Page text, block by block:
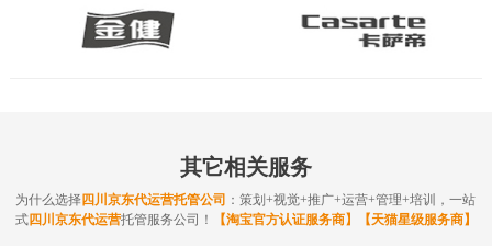
其它相关服务
为什么选择四川京东代运营托管公司 ：策划+视觉+推广+运营+管理+培训，一站
式四川京东代运营托管服务公司！ 【淘宝官方认证服务商】【天猫星级服务商】